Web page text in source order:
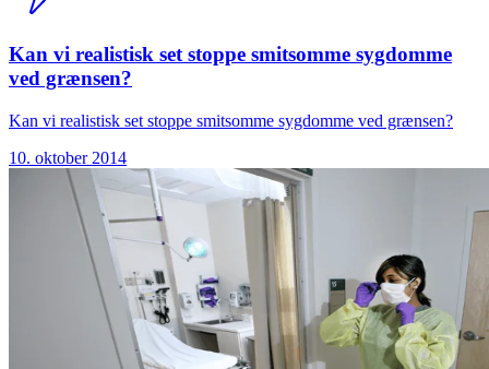
Kan vi realistisk set stoppe smitsomme sygdomme
ved grænsen?
Kan vi realistisk set stoppe smitsomme sygdomme ved grænsen?
10. oktober 2014